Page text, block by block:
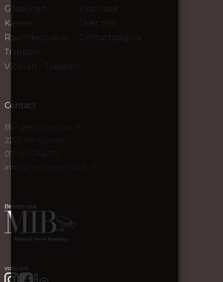
Gordijnen
Kasten
Raamdecoratie
Trappen
Vloeren – Trappen
Inspiratie
Over ons
Contactpagina
Contact
Burgersdijkstraat 10
2225 AV Katwijk
071 40 74 605
info@meijvogelhout.nl
Bezoek ook
volg ons